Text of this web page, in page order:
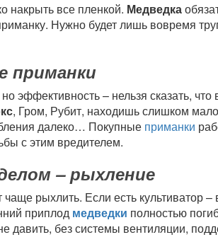
накрыть все пленкой. Медведка
Нужно будет лишь вовремя
приманки
эффективность – нельзя сказать,
, Гром, Рубит, находишь слишком
далеко… Покупные приманки
с этим вредителем.
– рыхление
чаще рыхлить. Если есть
приплод медведки полностью
давить, без системы вентиляции,